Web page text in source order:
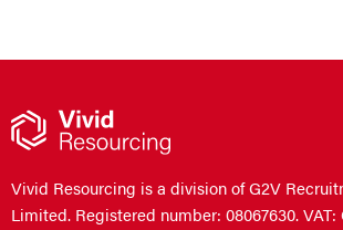
Vivid Resourcing is a division of G2V
Limited. Registered number: 08067630. VAT: